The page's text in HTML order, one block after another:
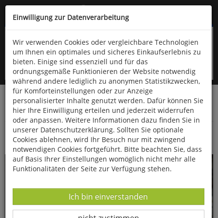
Kompletten Head der Seite überspringen
oder (06766) 9323-960
Startseite Bücher Downloads
Zeitschriften
Fossilien
Miozänfossilien vom Luberon
Einwilligung zur Datenverarbeitung
Wir verwenden Cookies oder vergleichbare Technologien
um Ihnen ein optimales und sicheres Einkaufserlebnis zu
bieten. Einige sind essenziell und für das
ordnungsgemäße Funktionieren der Website notwendig
während andere lediglich zu anonymen Statistikzwecken,
für Komforteinstellungen oder zur Anzeige
personalisierter Inhalte genutzt werden. Dafür können Sie
hier Ihre Einwilligung erteilen und jederzeit widerrufen
oder anpassen. Weitere Informationen dazu finden Sie in
unserer Datenschutzerklärung. Sollten Sie optionale
Cookies ablehnen, wird Ihr Besuch nur mit zwingend
notwendigen Cookies fortgeführt. Bitte beachten Sie, dass
auf Basis Ihrer Einstellungen womöglich nicht mehr alle
Funktionalitäten der Seite zur Verfügung stehen.
Datenverarbeitung -
Ich bin einverstanden